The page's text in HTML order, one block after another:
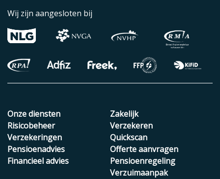
Wij zijn aangesloten bij
Onze diensten
Risicobeheer
Verzekeringen
Pensioenadvies
Financieel advies
Zakelijk
Verzekeren
Quickscan
Offerte aanvragen
Pensioenregeling
Verzuimaanpak